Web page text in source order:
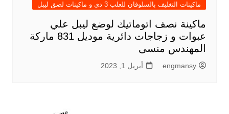
ماكينات التغليف بالسلوفان للعلب 3 دي و ماكينات لصق ليبل
ماكينة نصف اتوماتيك لوضع ليبل علي
عبوات و زجاجات دائرية موديل 831 ماركة
المهندس منسى
engmansy أبريل 1, 2023